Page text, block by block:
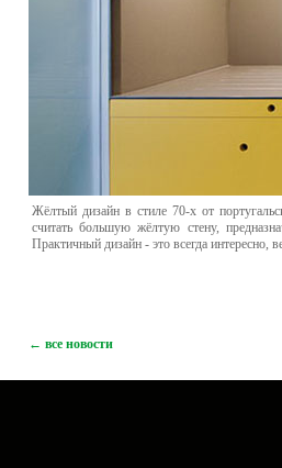
Жёлтый дизайн в стиле 70-х от
считать большую жёлтую стену,
Практичный дизайн - это всегда интересно,
← все новости